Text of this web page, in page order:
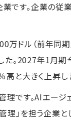
です。企業の
ドル（前年同
。2027年1月
と大きく上昇し
です。AIエー
」を担う企業と